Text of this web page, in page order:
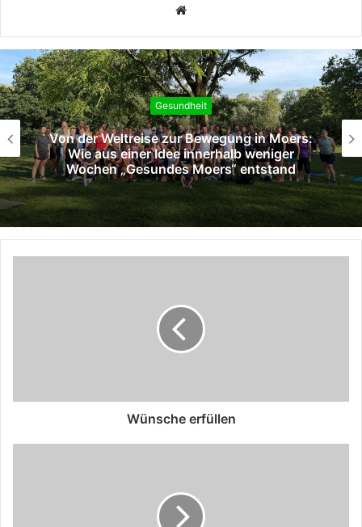
Webseite
Gesundheit
Bethanien: DKG-zertifiziertes
überregionales Lungenkrebszentrum feiert
15-jähriges Bestehen
Wünsche erfüllen